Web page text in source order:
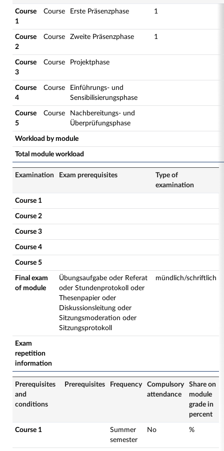
Course
1
Course Erste Präsenzphase 1
Course
2
Course Zweite Präsenzphase 1
Course
3
Course Projektphase
Course
4
Course
Einführungs- und
Sensibilisierungsphase
Course
5
Course
Nachbereitungs- und
Überprüfungsphase
Workload by module
Total module workload
Examination Exam prerequisites
Type of
examination
Course 1
Course 2
Course 3
Course 4
Course 5
Final exam
of module
Übungsaufgabe oder Referat
oder Stundenprotokoll oder
Thesenpapier oder
Diskussionsleitung oder
Sitzungsmoderation oder
Sitzungsprotokoll
mündlich/schriftlich
Exam
repetition
information
Prerequisites
and
conditions
Prerequisites Frequency
Compulsory
attendance
Share on
module
grade in
percent
Course 1
Summer
semester
No %